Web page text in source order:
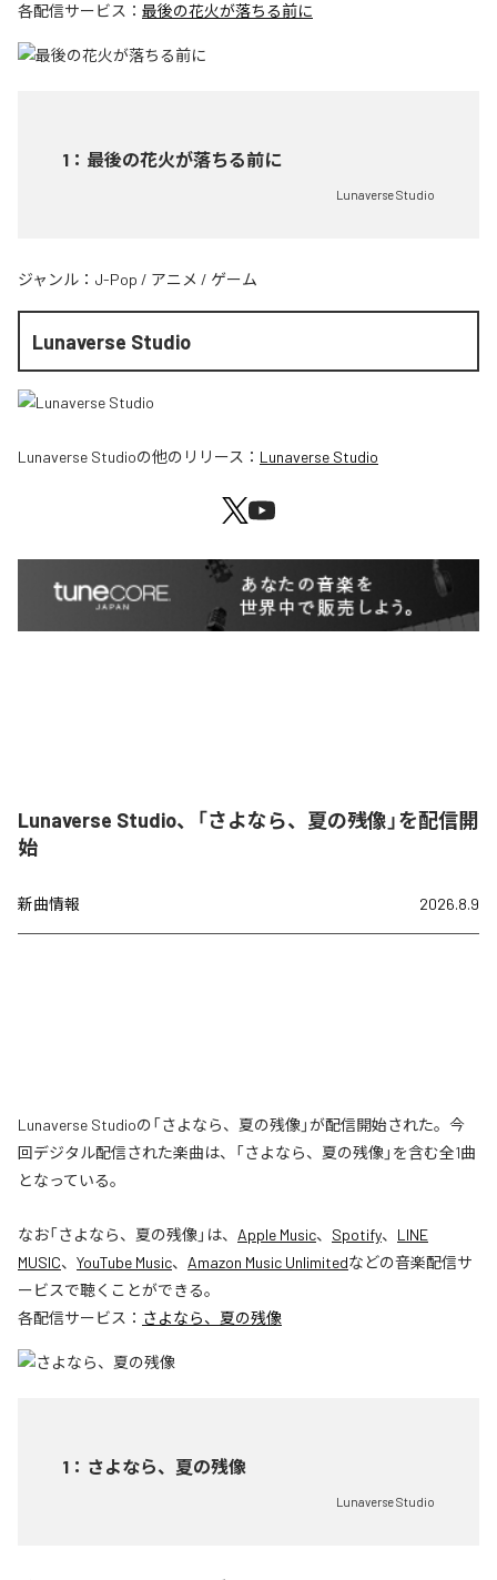
各配信サービス： 最後の花火が落ちる前に
1 ： 最後の花火が落ちる前に
Lunaverse Studio
ジャンル： J-Pop / アニメ / ゲーム
Lunaverse Studio
Lunaverse Studioの他のリリース： Lunaverse Studio
Lunaverse Studio、「さよなら、夏の残像」を配信開
始
新曲情報 2026.8.9
Lunaverse Studioの「さよなら、夏の残像」が配信開始された。今
回デジタル配信された楽曲は、「さよなら、夏の残像」を含む全1曲
となっている。
なお「さよなら、夏の残像」は、 Apple Music、 Spotify、 LINE
MUSIC、 YouTube Music、 Amazon Music Unlimitedなどの音楽配信サ
ービスで聴くことができる。
各配信サービス： さよなら、夏の残像
1 ： さよなら、夏の残像
Lunaverse Studio